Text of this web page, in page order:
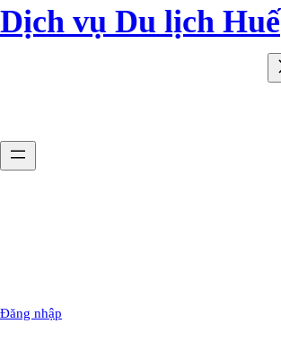
Dịch vụ Du lịch Huế
Đăng nhập